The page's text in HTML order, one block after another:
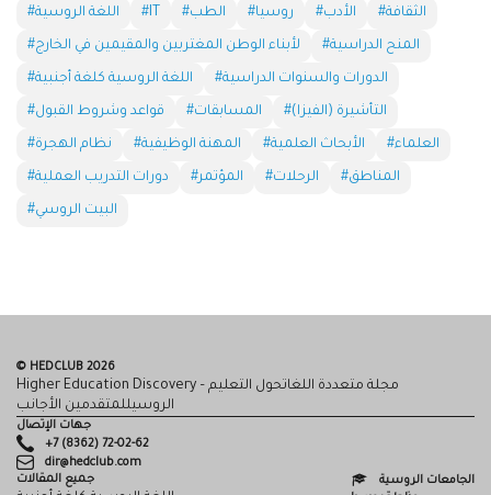
#اللغة الروسية #IT #الطب #روسيا #الأدب #الثقافة
#لأبناء الوطن المغتربين والمقيمين في الخارج #المنح الدراسية
#اللغة الروسية كلغة أجنبية #الدورات والسنوات الدراسية
#قواعد وشروط القبول #المسابقات #التأشيرة (الفيزا)
#نظام الهجرة #المهنة الوظيفية #الأبحاث العلمية #العلماء
#دورات التدريب العملية #المؤتمر #الرحلات #المناطق
#البيت الروسي
© HEDCLUB 2026
Higher Education Discovery – مجلة متعددة اللغاتحول التعليم
الروسيللمتقدمين الأجانب
جهات الإتصال
+7 (8362) 72-02-62
dir@hedclub.com
جميع المقالات
الجامعات الروسية